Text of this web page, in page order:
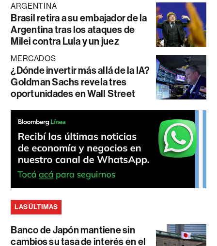
ARGENTINA
Brasil retira a su embajador de la
Argentina tras los ataques de
Milei contra Lula y un juez
MERCADOS
¿Dónde invertir más allá de la IA?
Goldman Sachs revela tres
oportunidades en Wall Street
LAS ÚLTIMAS
Banco de Japón mantiene sin
cambios su tasa de interés en el